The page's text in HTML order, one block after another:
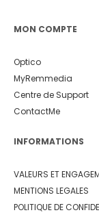
MON COMPTE
Optico
MyRemmedia
Centre de Support
ContactMe
INFORMATIONS
VALEURS ET
MENTIONS LEGALES
POLITIQUE DE